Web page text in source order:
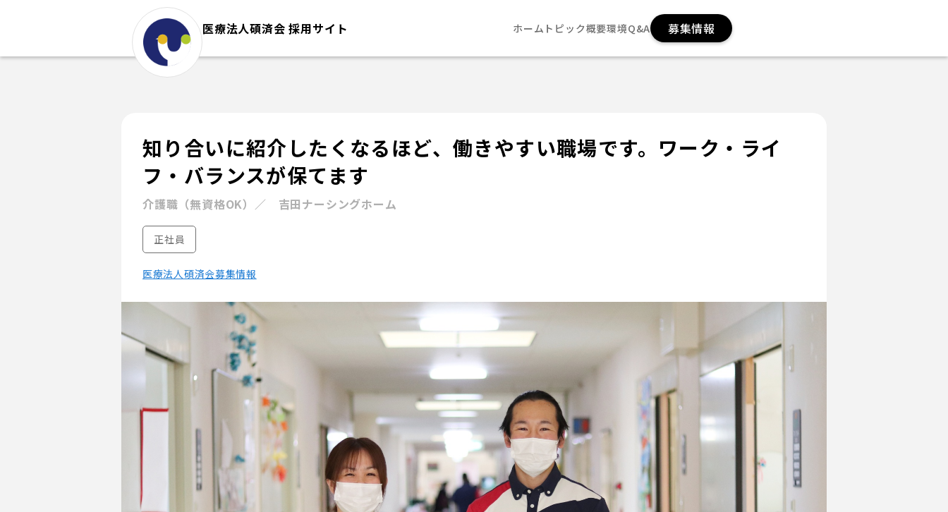
医療法人碩済会 採用サイト ホーム トピック概要環境Q&A 募集情報
知り合いに紹介したくなるほど、働きやすい職場です。ワーク・ライ
フ・バランスが保てます
介護職（無資格OK）／ 吉田ナーシングホーム
正社員
医療法人碩済会募集情報